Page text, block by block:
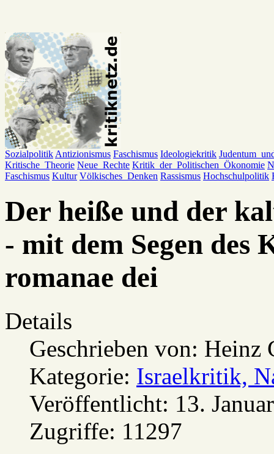
Sozialpolitik Antizionismus Faschismus Ideologiekritik
Kritische_Theorie Neue_Rechte Kritik_der_Politischen_Ökonomie
Faschismus Kultur Völkisches_Denken Rassismus Hochschulpolitik
Der heiße und der
- mit dem Segen des
romanae dei
Details
Geschrieben von: Heinz
Kategorie: Israelkritik,
Veröffentlicht: 13.
Zugriffe: 11297